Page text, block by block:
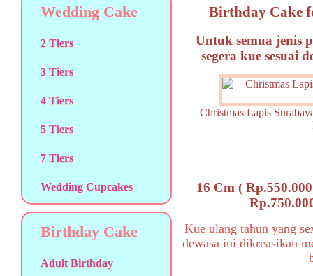
Wedding Cake
2 Tiers
3 Tiers
4 Tiers
5 Tiers
7 Tiers
Wedding Cupcakes
Birthday Cake
Adult Birthday
Birthday Cake
Untuk semua jenis
segera kue sesuai
Christmas Lapis
16 Cm (
Kue ulang tahun yang
dewasa ini dikreasikan